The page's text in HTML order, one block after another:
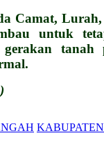
Camat, Lurah,
untuk
gerakan tanah